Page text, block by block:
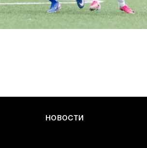
«Чертаново»
НОВОСТИ